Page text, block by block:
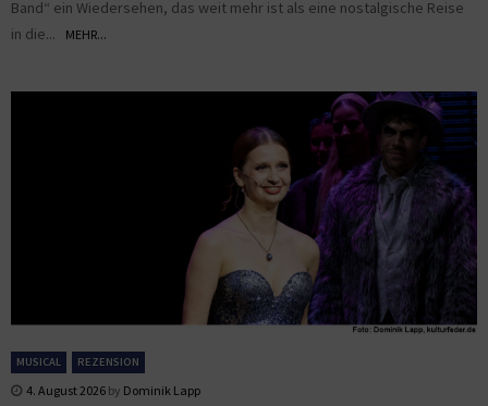
Band“ ein Wiedersehen, das weit mehr ist als eine nostalgische Reise
in die...
MEHR...
MUSICAL REZENSION
4. August 2026 by Dominik Lapp